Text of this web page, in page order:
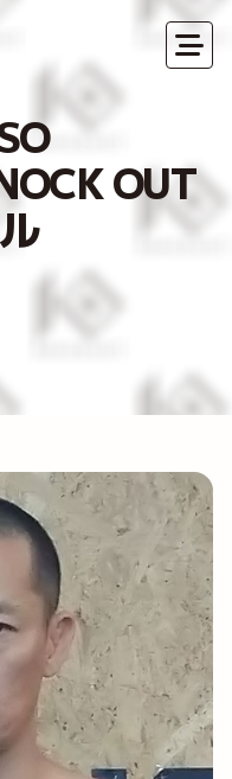
OUT